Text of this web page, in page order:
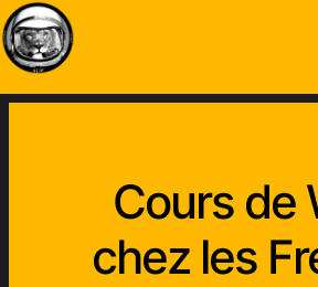
Cours de
chez les